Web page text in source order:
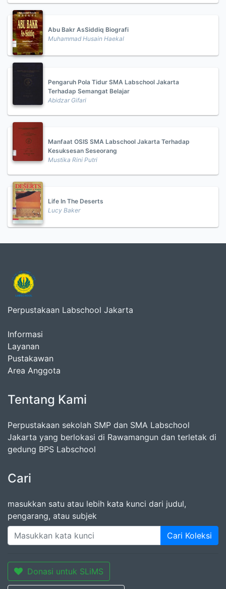
Abu Bakr AsSiddiq Biografi
Muhammad Husain Haekal
Pengaruh Pola Tidur SMA Labschool Jakarta
Terhadap Semangat Belajar
Abidzar Gifari
Manfaat OSIS SMA Labschool Jakarta Terhadap
Kesuksesan Seseorang
Mustika Rini Putri
Life In The Deserts
Lucy Baker
Perpustakaan Labschool Jakarta
Informasi
Layanan
Pustakawan
Area Anggota
Tentang Kami
Perpustakaan sekolah SMP dan SMA Labschool
Jakarta yang berlokasi di Rawamangun dan terletak di
gedung BPS Labschool
Cari
masukkan satu atau lebih kata kunci dari judul,
pengarang, atau subjek
Cari Koleksi
Donasi untuk SLiMS